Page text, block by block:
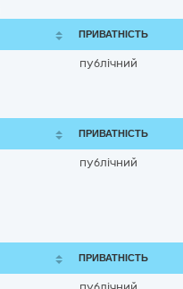
ПРИВАТНІСТЬ
публічний
ПРИВАТНІСТЬ
публічний
ПРИВАТНІСТЬ